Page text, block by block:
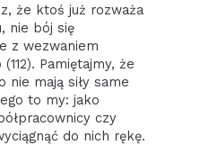
że ktoś już rozważa
nie bój się
z wezwaniem
Pamiętajmy, że
nie mają siły same
to my: jako
czy
do nich rękę.